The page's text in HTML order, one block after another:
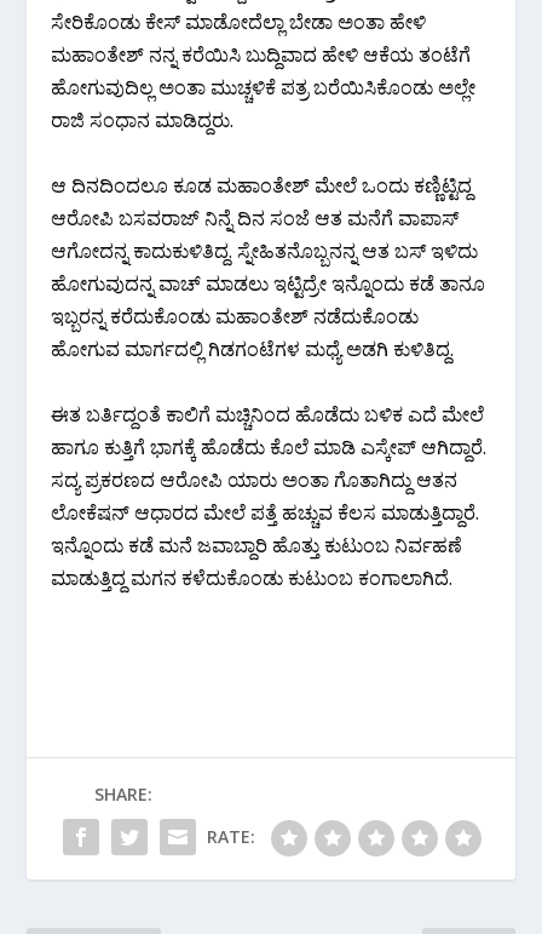
ಸೇರಿಕೊಂಡು ಕೇಸ್ ಮಾಡೋದೆಲ್ಲಾ ಬೇಡಾ ಅಂತಾ ಹೇಳಿ
ಮಹಾಂತೇಶ್ ನನ್ನ ಕರೆಯಿಸಿ ಬುದ್ದಿವಾದ ಹೇಳಿ ಆಕೆಯ ತಂಟೆಗೆ
ಹೋಗುವುದಿಲ್ಲ ಅಂತಾ ಮುಚ್ಚಳಿಕೆ ಪತ್ರ ಬರೆಯಿಸಿಕೊಂಡು ಅಲ್ಲೇ
ರಾಜಿ ಸಂಧಾನ ಮಾಡಿದ್ದರು.
ಆ ದಿನದಿಂದಲೂ ಕೂಡ ಮಹಾಂತೇಶ್ ಮೇಲೆ ಒಂದು ಕಣ್ಣಿಟ್ಟಿದ್ದ
ಆರೋಪಿ ಬಸವರಾಜ್ ನಿನ್ನೆ ದಿನ ಸಂಜೆ ಆತ ಮನೆಗೆ ವಾಪಾಸ್
ಆಗೋದನ್ನ ಕಾದುಕುಳಿತಿದ್ದ. ಸ್ನೇಹಿತನೊಬ್ಬನನ್ನ ಆತ ಬಸ್ ಇಳಿದು
ಹೋಗುವುದನ್ನ ವಾಚ್ ಮಾಡಲು ಇಟ್ಟಿದ್ರೇ ಇನ್ನೊಂದು ಕಡೆ ತಾನೂ
ಇಬ್ಬರನ್ನ ಕರೆದುಕೊಂಡು ಮಹಾಂತೇಶ್ ನಡೆದುಕೊಂಡು
ಹೋಗುವ ಮಾರ್ಗದಲ್ಲಿ ಗಿಡಗಂಟೆಗಳ ಮಧ್ಯೆ ಅಡಗಿ ಕುಳಿತಿದ್ದ.
ಈತ ಬರ್ತಿದ್ದಂತೆ ಕಾಲಿಗೆ ಮಚ್ಚಿನಿಂದ ಹೊಡೆದು ಬಳಿಕ ಎದೆ ಮೇಲೆ
ಹಾಗೂ ಕುತ್ತಿಗೆ ಭಾಗಕ್ಕೆ ಹೊಡೆದು ಕೊಲೆ ಮಾಡಿ ಎಸ್ಕೇಪ್ ಆಗಿದ್ದಾರೆ.
ಸದ್ಯ ಪ್ರಕರಣದ ಆರೋಪಿ ಯಾರು ಅಂತಾ ಗೊತಾಗಿದ್ದು ಆತನ
ಲೋಕೆಷನ್ ಆಧಾರದ ಮೇಲೆ ಪತ್ತೆ ಹಚ್ಚುವ ಕೆಲಸ ಮಾಡುತ್ತಿದ್ದಾರೆ.
ಇನ್ನೊಂದು ಕಡೆ ಮನೆ ಜವಾಬ್ದಾರಿ ಹೊತ್ತು ಕುಟುಂಬ ನಿರ್ವಹಣೆ
ಮಾಡುತ್ತಿದ್ದ ಮಗನ ಕಳೆದುಕೊಂಡು ಕುಟುಂಬ ಕಂಗಾಲಾಗಿದೆ.
SHARE:
RATE: